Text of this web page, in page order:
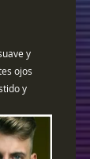
y
ojos
y